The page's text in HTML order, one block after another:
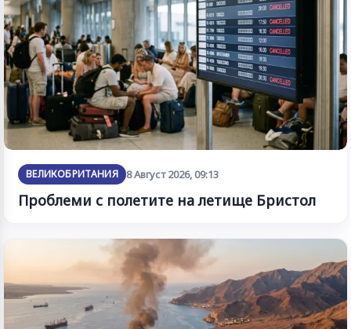
ВЕЛИКОБРИТАНИЯ 8 Август 2026, 09:13
Проблеми с полетите на летище Бристол